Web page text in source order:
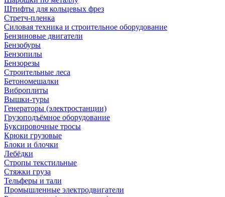
Штифты для кольцевых фрез
Стретч-пленка
Силовая техника и строительное оборудование
Бензиновые двигатели
Бензобуры
Бензопилы
Бензорезы
Строительные леса
Бетономешалки
Виброплиты
Вышки-туры
Генераторы (электростанции)
Грузоподъёмное оборудование
Буксировочные тросы
Крюки грузовые
Блоки и блочки
Лебёдки
Стропы текстильные
Стяжки груза
Тельферы и тали
Промышленные электродвигатели